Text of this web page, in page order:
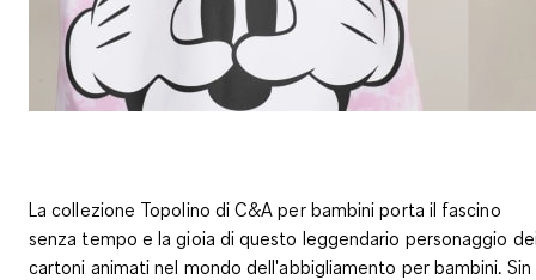
La collezione Topolino di C&A per bambini porta il fascino
senza tempo e la gioia di questo leggendario personaggio
cartoni animati nel mondo dell'abbigliamento per bambini. Sin